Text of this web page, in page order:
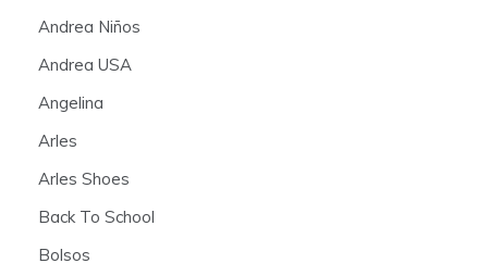
Andrea Niños
Andrea USA
Angelina
Arles
Arles Shoes
Back To School
Bolsos